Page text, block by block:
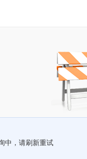
中，请刷新重试